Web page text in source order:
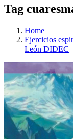
Tag
Home
Ejercicios
León DIDEC